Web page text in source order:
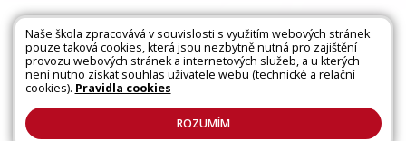
Všechna práva vyhrazena. Copyright © 2026 |
Mapa stránek|Kontakty|Přihlásit|Prohlášení
o přístupnosti|
Naše škola zpracovává v souvislosti s využitím webových stránek
pouze taková cookies, která jsou nezbytně nutná pro zajištění
provozu webových stránek a internetových služeb, a u kterých
není nutno získat souhlas uživatele webu (technické a relační
cookies). Pravidla cookies
ROZUMÍM